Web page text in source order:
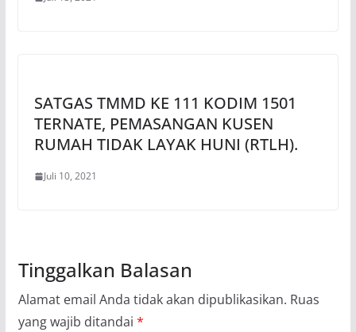
SATGAS TMMD KE 111 KODIM 1501
TERNATE, PEMASANGAN KUSEN
RUMAH TIDAK LAYAK HUNI (RTLH).
Juli 10, 2021
Tinggalkan Balasan
Alamat email Anda tidak akan dipublikasikan. Ruas
yang wajib ditandai *